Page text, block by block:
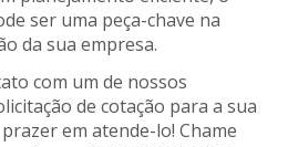
ser uma peça-chave na
da sua empresa.
com um de nossos
de cotação para a sua
em atende-lo! Chame